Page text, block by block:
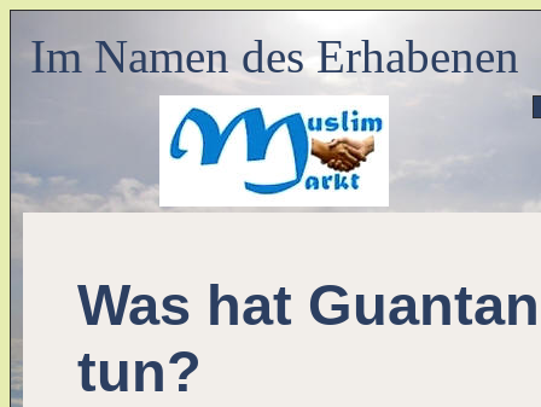
Im Namen des Erhabenen
Was hat
tun?